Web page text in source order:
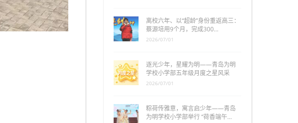
离校六年、以“超龄”身份重返高三：
蔡源培用9个月，完成300…
2026/07/01
逐光少年，星耀为明——青岛为明
学校小学部五年级月度之星风采
2026/07/01
粽荷传雅意，寓言启少年——青岛
为明学校小学部举行 “荷香端午…